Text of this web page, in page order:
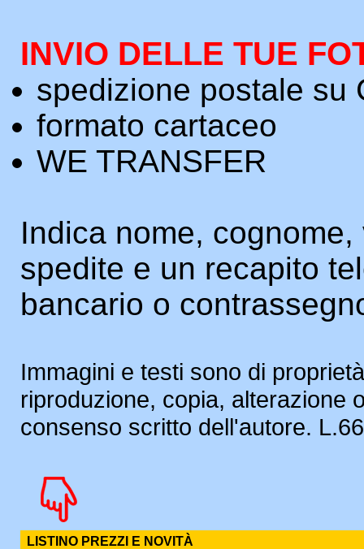
INVIO DELLE TUE
spedizione postale su
formato cartaceo
WE TRANSFER
Indica nome,
spedite e un recapito
bancario o
Immagini e testi sono di
riproduzione, copia, alterazione
consenso scritto dell'autore.
LISTINO PREZZI E NOVITÀ